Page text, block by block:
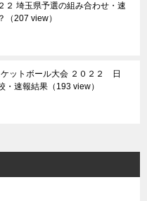
２ 埼玉県予選の組み合わせ・速
（207 view）
ットボール大会 ２０２２ 日
・速報結果 （193 view）